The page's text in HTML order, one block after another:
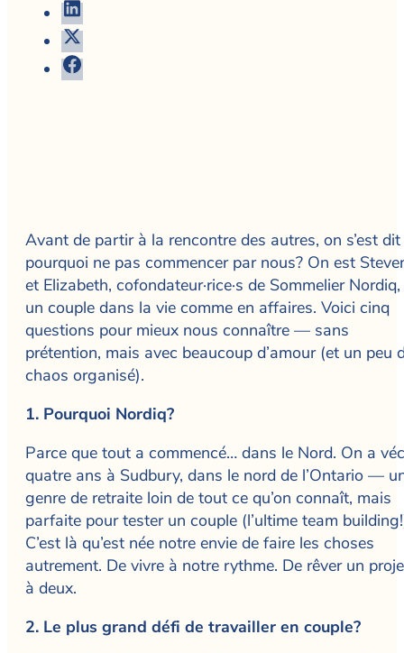
Avant de partir à la rencontre des autres, on s’est dit
pourquoi ne pas commencer par nous? On est
et Elizabeth, cofondateur·rice·s de Sommelier Nordiq,
un couple dans la vie comme en affaires. Voici cinq
questions pour mieux nous connaître — sans
prétention, mais avec beaucoup d’amour (et un peu
chaos organisé).
1. Pourquoi Nordiq?
Parce que tout a commencé… dans le Nord. On a
quatre ans à Sudbury, dans le nord de l’Ontario —
genre de retraite loin de tout ce qu’on connaît, mais
parfaite pour tester un couple (l’ultime team
C’est là qu’est née notre envie de faire les choses
autrement. De vivre à notre rythme. De rêver un
à deux.
2. Le plus grand défi de travailler en couple?